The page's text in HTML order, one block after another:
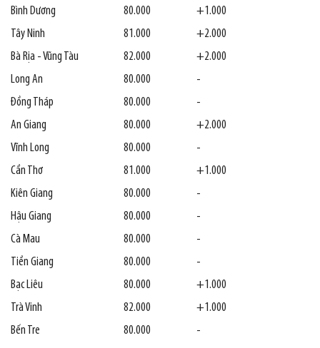
Bình Dương
80.000
+1.000
Tây Ninh
81.000
+2.000
Bà Rịa - Vũng Tàu
82.000
+2.000
Long An
80.000
-
Đồng Tháp
80.000
-
An Giang
80.000
+2.000
Vĩnh Long
80.000
-
Cần Thơ
81.000
+1.000
Kiên Giang
80.000
-
Hậu Giang
80.000
-
Cà Mau
80.000
-
Tiền Giang
80.000
-
Bạc Liêu
80.000
+1.000
Trà Vinh
82.000
+1.000
Bến Tre
80.000
-